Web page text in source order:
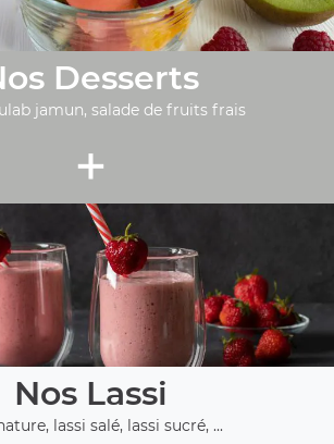
Desserts
jamun, salade de fruits frais
+
Nos Lassi
lassi salé, lassi sucré, ...